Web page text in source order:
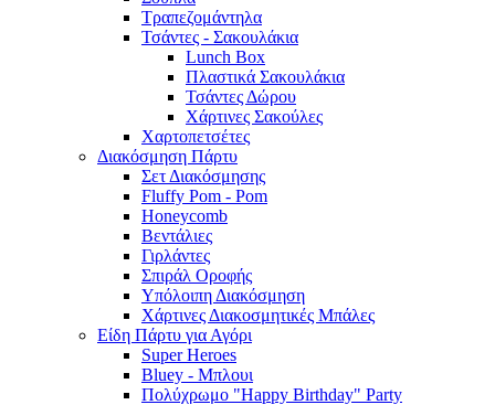
Τραπεζομάντηλα
Τσάντες - Σακουλάκια
Lunch Box
Πλαστικά Σακουλάκια
Τσάντες Δώρου
Χάρτινες Σακούλες
Χαρτοπετσέτες
Διακόσμηση Πάρτυ
Σετ Διακόσμησης
Fluffy Pom - Pom
Honeycomb
Βεντάλιες
Γιρλάντες
Σπιράλ Οροφής
Υπόλοιπη Διακόσμηση
Χάρτινες Διακοσμητικές Μπάλες
Είδη Πάρτυ για Αγόρι
Super Heroes
Bluey - Μπλουι
Πολύχρωμο "Happy Birthday" Party